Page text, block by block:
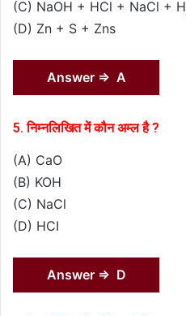
(C) NaOH + HCl + NaCl + H
(D) Zn + S + Zns
Answer ⇒ A
5. निम्नलिखित में कौन अम्ल है ?
(A) CaO
(B) KOH
(C) NaCl
(D) HCI
Answer ⇒ D